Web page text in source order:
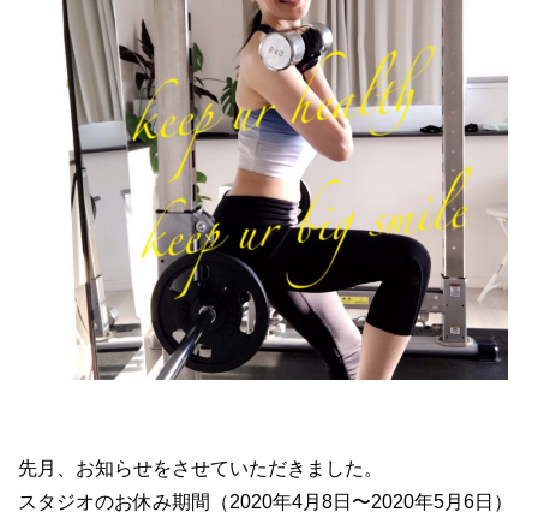
先月、お知らせをさせていただきました。
スタジオのお休み期間（2020年4月8日〜2020年5月6日）